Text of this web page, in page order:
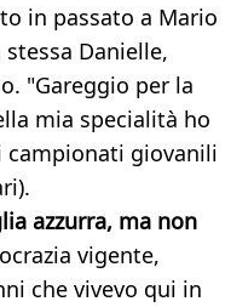
in passato a Mario
Danielle,
"Gareggio per la
mia specialità ho
giovanili
azzurra, ma non
vigente,
che vivevo qui in